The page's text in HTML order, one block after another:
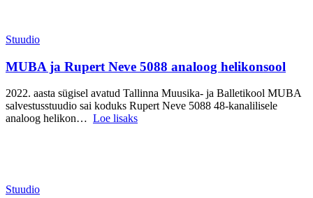
Stuudio
MUBA ja Rupert Neve 5088 analoog helikonsool
2022. aasta sügisel avatud Tallinna Muusika- ja Balletikool MUBA
salvestusstuudio sai koduks Rupert Neve 5088 48-kanalilisele
analoog helikon… Loe lisaks
Stuudio